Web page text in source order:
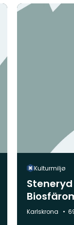
Kulturmiljø
Kommune:
Karlskrona